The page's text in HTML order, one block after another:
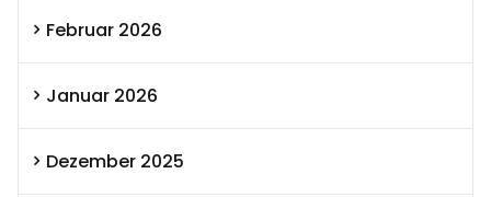
Februar 2026
Januar 2026
Dezember 2025